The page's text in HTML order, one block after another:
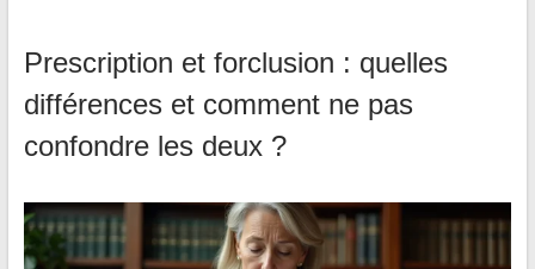
Prescription et forclusion : quelles
différences et comment ne pas
confondre les deux ?